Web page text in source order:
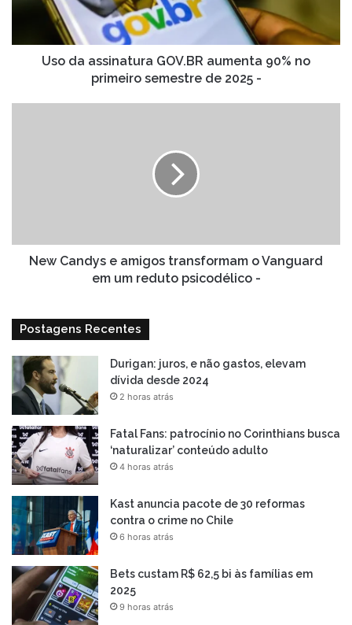
semestre
Uso da assinatura GOV.BR aumenta 90% no
primeiro semestre de 2025 -
um
redutoNew Candys e amigos transformam o Vanguard
em um reduto psicodélico -
Postagens Recentes
Durigan: juros, e não gastos, elevam
dívida desde 2024
2 horas atrás
Fatal Fans: patrocínio no Corinthians busca
‘naturalizar’ conteúdo adulto
4 horas atrás
Kast anuncia pacote de 30 reformas
contra o crime no Chile
6 horas atrás
Bets custam R$ 62,5 bi às famílias em
2025
9 horas atrás